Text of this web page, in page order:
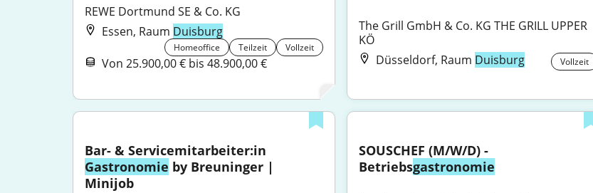
REWE Dortmund SE & Co. KG
Essen, Raum Duisburg
Homeoffice Teilzeit Vollzeit
Von 25.900,00 € bis 48.900,00 €
The Grill GmbH & Co. KG THE GRILL UPPER
KÖ
Düsseldorf, Raum Duisburg Vollzeit
Gastronomie by Breuninger |
Minijob
SOUSCHEF (M/W/D) -
Betriebsgastronomie